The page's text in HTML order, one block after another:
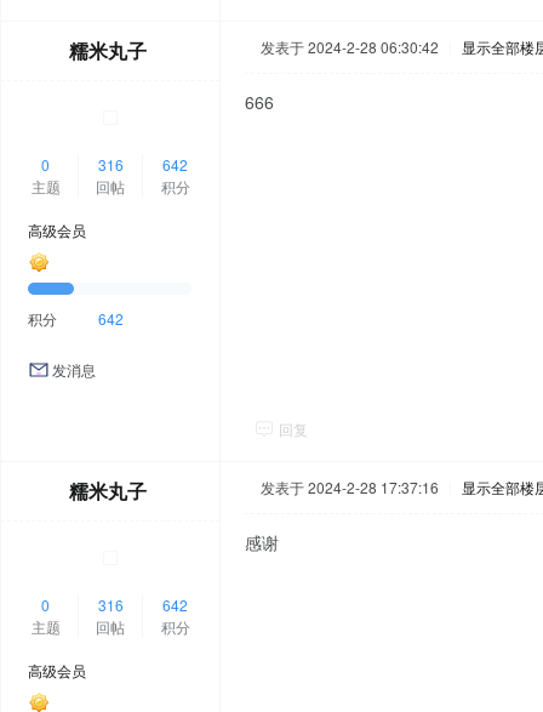
糯米丸子
0
主题
316
回帖
642
积分
高级会员
积分 642
发消息
发表于 2024-2-28 06:30:42 显示全部楼
666
回复
糯米丸子
0
主题
316
回帖
642
积分
高级会员
发表于 2024-2-28 17:37:16 显示全部楼
感谢